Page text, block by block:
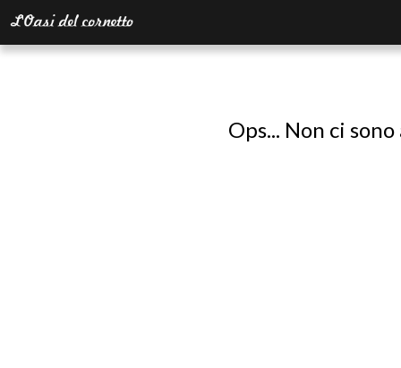
Ops... Non ci